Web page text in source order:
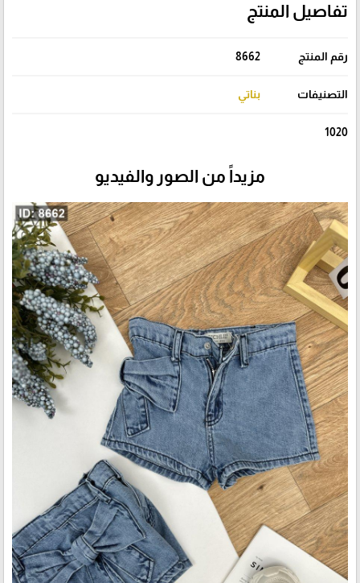
تفاصيل المنتج
رقم المنتج 8662
التصنيفات بناتي
1020
مزيداً من الصور والفيديو